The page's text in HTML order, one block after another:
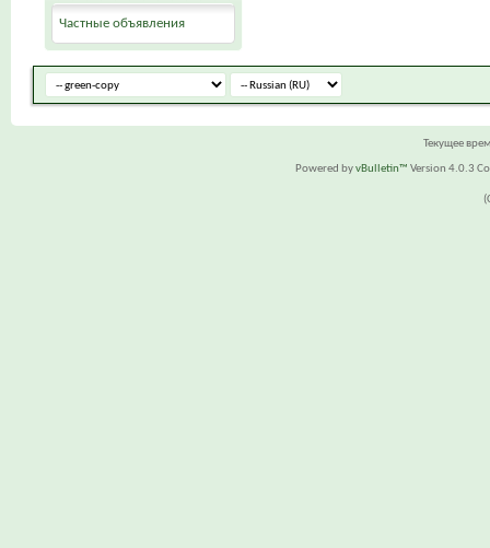
Частные объявления
Текущее
Powered byvBulletin™ Version 4.0.3